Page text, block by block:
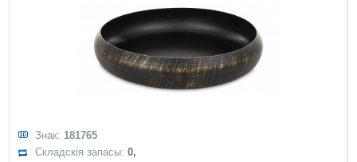
Знак: 181765
Складскія запасы:0,